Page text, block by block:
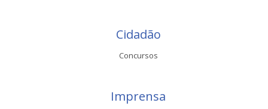
Cidadão
Concursos
Imprensa